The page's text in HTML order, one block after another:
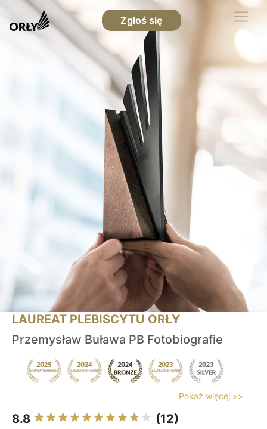
Zgłoś się
LAUREAT PLEBISCYTU ORŁY
Przemysław Buława PB Fotobiografie
Pokaż więcej >>
8.8 (12)